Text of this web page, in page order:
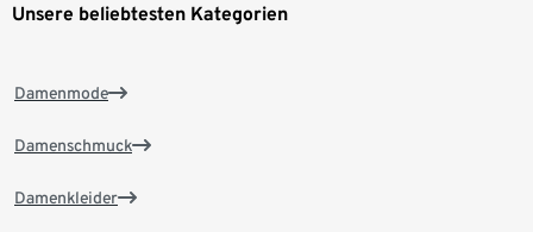
Unsere beliebtesten Kategorien
Damenmode
Damenschmuck
Damenkleider